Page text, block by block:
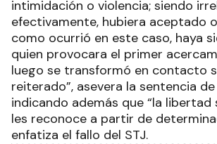
intimidación o violencia; siendo
efectivamente, hubiera aceptado
como ocurrió en este caso, haya
quien provocara el primer
luego se transformó en contacto
reiterado”, asevera la sentencia
indicando además que “la libertad
les reconoce a partir de
enfatiza el fallo del STJ.